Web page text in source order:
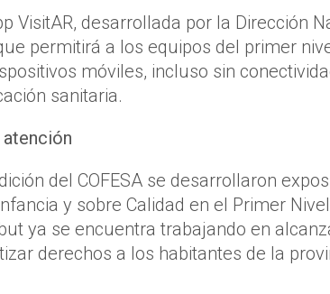
VisitAR, desarrollada por la Dirección
permitirá a los equipos del primer
móviles, incluso sin
sanitaria.
del COFESA se desarrollaron
y sobre Calidad en el Primer
ya se encuentra trabajando en
derechos a los habitantes de la